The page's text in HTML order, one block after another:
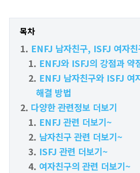
목차
ENFJ 남자친구, ISFJ 여자
ENFJ와 ISFJ의 강점과 약
ENFJ 남자친구와 ISFJ 여
해결 방법
다양한 관련정보 더보기
ENFJ 관련 더보기~
남자친구 관련 더보기~
ISFJ 관련 더보기~
여자친구의 관련 더보기~